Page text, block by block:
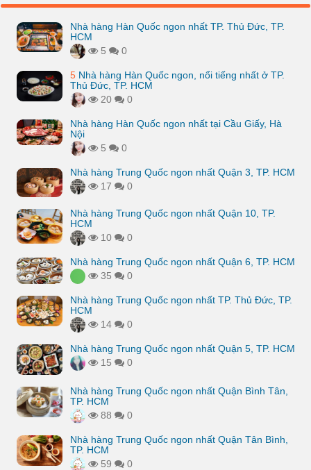
Nhà hàng Hàn Quốc ngon nhất TP. Thủ Đức, TP.
HCM
5
0
5 Nhà hàng Hàn Quốc ngon, nổi tiếng nhất ở TP.
Thủ Đức, TP. HCM
20
0
Nhà hàng Hàn Quốc ngon nhất tại Cầu Giấy, Hà
Nội
5
0
Nhà hàng Trung Quốc ngon nhất Quận 3, TP. HCM
17
0
Nhà hàng Trung Quốc ngon nhất Quận 10, TP.
HCM
10
0
Nhà hàng Trung Quốc ngon nhất Quận 6, TP. HCM
35
0
Nhà hàng Trung Quốc ngon nhất TP. Thủ Đức, TP.
HCM
14
0
Nhà hàng Trung Quốc ngon nhất Quận 5, TP. HCM
15
0
Nhà hàng Trung Quốc ngon nhất Quận Bình Tân,
TP. HCM
88
0
Nhà hàng Trung Quốc ngon nhất Quận Tân Bình,
TP. HCM
59
0